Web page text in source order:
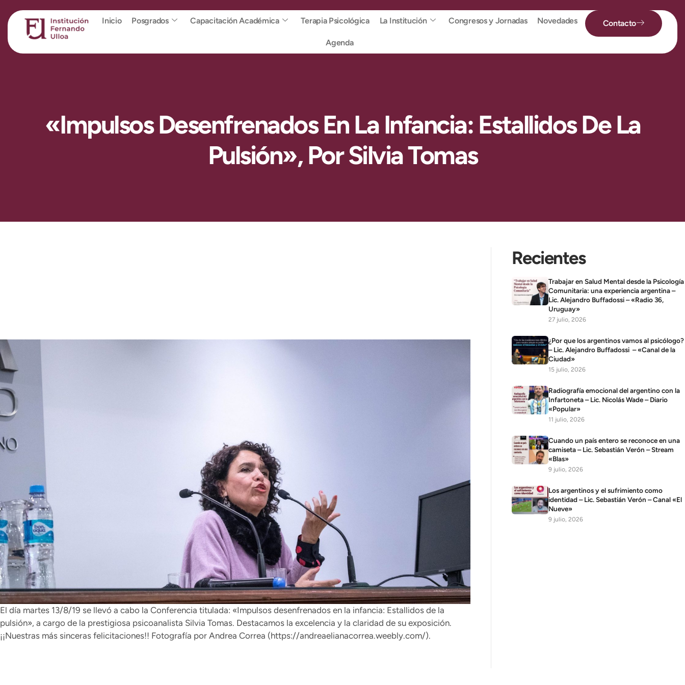
Inicio Posgrados Capacitación Académica Terapia Psicológica La Institución Congresos y Jornadas Novedades
Agenda
Contacto
«Impulsos Desenfrenados En La Infancia: Estallidos De La
Pulsión», Por Silvia Tomas
El día martes 13/8/19 se llevó a cabo la Conferencia titulada: «Impulsos desenfrenados en la infancia: Estallidos de la
pulsión», a cargo de la prestigiosa psicoanalista Silvia Tomas. Destacamos la excelencia y la claridad de su exposición.
¡¡Nuestras más sinceras felicitaciones!! Fotografía por Andrea Correa (https://andreaelianacorrea.weebly.com/).
Recientes
Trabajar en Salud Mental desde la Psicología
Comunitaria: una experiencia argentina –
Lic. Alejandro Buffadossi – «Radio 36,
Uruguay»
27 julio, 2026
¿Por que los argentinos vamos al psicólogo?
– Lic. Alejandro Buffadossi – «Canal de la
Ciudad»
15 julio, 2026
Radiografía emocional del argentino con la
Infartoneta – Lic. Nicolás Wade – Diario
«Popular»
11 julio, 2026
Cuando un país entero se reconoce en una
camiseta – Lic. Sebastián Verón – Stream
«Blas»
9 julio, 2026
Los argentinos y el sufrimiento como
identidad – Lic. Sebastián Verón – Canal «El
Nueve»
9 julio, 2026